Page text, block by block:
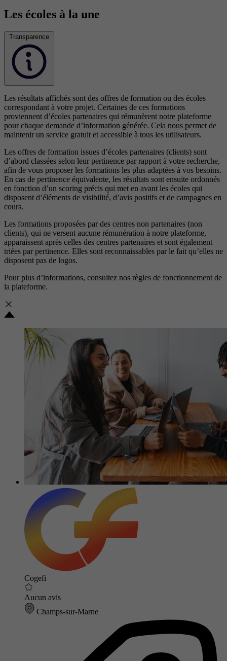
Les écoles à la une
Transparence
Les résultats affichés sont des offres de formation ou des écoles
correspondant à votre projet. Certaines de ces formations
proviennent d’écoles partenaires qui rémunèrent notre plateforme
pour chaque demande d’information générée. Cela nous permet de
maintenir un service gratuit et accessible à tous les utilisateurs.
Les offres de formation issues d’écoles partenaires (clients) sont
d’abord classées selon leur pertinence par rapport à votre recherche,
afin de vous proposer les formations les plus adaptées à vos besoins.
En cas de pertinence équivalente, les résultats sont ensuite ordonnés
en fonction d’un scoring précis qui met en avant les écoles qui
disposent d’éléments de visibilité, d’avis positifs et de campagnes en
cours.
Les formations proposées par des centres non partenaires (non
clients), qui ne versent aucune rémunération à notre plateforme,
apparaissent après celles des centres partenaires et sont également
triées par pertinence. Elles sont reconnaissables par le fait qu’elles ne
disposent pas de logos.
Pour plus d’informations, consultez nos règles de fonctionnement de
la plateforme.
Cogefi
Aucun avis
Champs-sur-Marne